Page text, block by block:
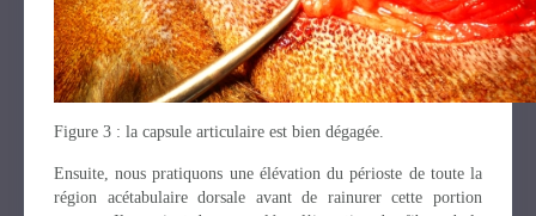
Figure 3 : la capsule articulaire est bien dégagée.
Ensuite, nous pratiquons une élévation du périoste de toute la
région acétabulaire dorsale avant de rainurer cette portion